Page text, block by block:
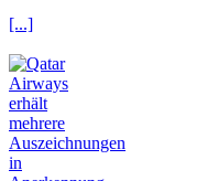
[...]